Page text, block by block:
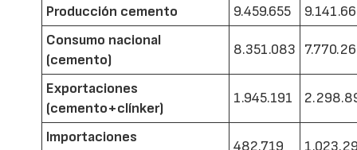
Producción cemento 9.459.655
Consumo nacional
(cemento)
8.351.083
Exportaciones
(cemento+clínker)
1.945.191
Importaciones
482.719